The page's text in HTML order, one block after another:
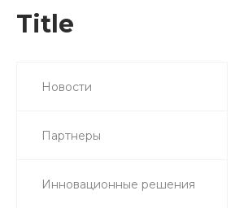
Title
Новости
Партнеры
Инновационные решения